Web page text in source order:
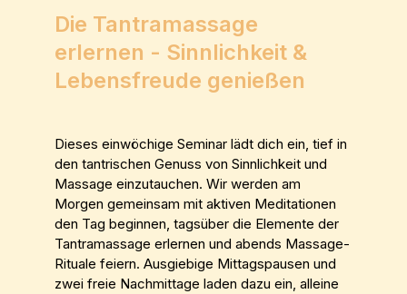
Die Tantramassage
erlernen - Sinnlichkeit &
Lebensfreude genießen
Dieses einwöchige Seminar lädt dich ein, tief in
den tantrischen Genuss von Sinnlichkeit und
Massage einzutauchen. Wir werden am
Morgen gemeinsam mit aktiven Meditationen
den Tag beginnen, tagsüber die Elemente der
Tantramassage erlernen und abends Massage-
Rituale feiern. Ausgiebige Mittagspausen und
zwei freie Nachmittage laden dazu ein, alleine